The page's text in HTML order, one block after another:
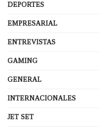
DEPORTES
EMPRESARIAL
ENTREVISTAS
GAMING
GENERAL
INTERNACIONALES
JET SET